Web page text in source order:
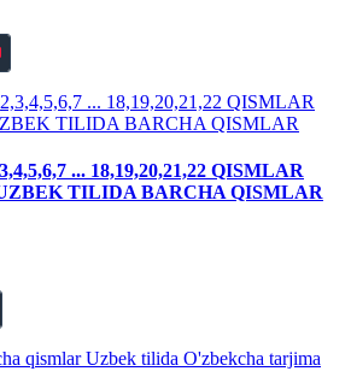
... 18,19,20,21,22 QISMLAR
TILIDA BARCHA QISMLAR